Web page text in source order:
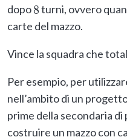
dopo8turni, ovvero
carte del mazzo.
Vince la squadra che
Per esempio, per
nell’ambito di un
prime della secondaria
costruire un mazzo con